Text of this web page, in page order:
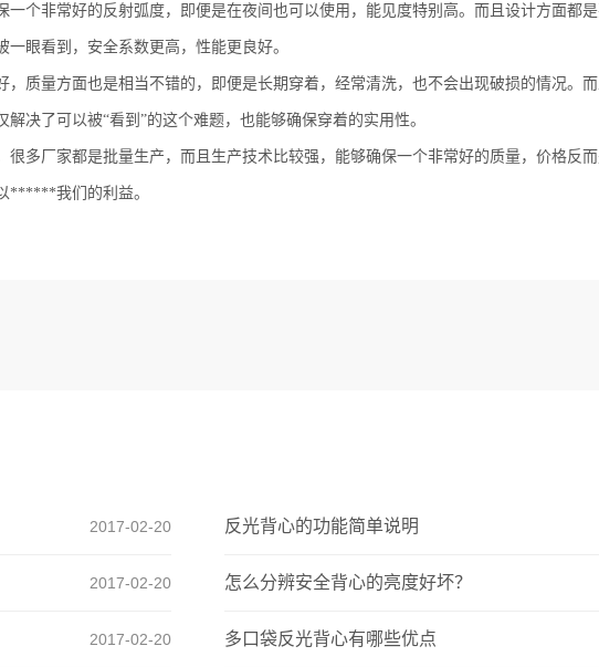
非常好的反射弧度，即便是在夜间也可以使用，能见度特别高。而且设计方面都
眼看到，安全系数更高，性能更良好。
量方面也是相当不错的，即便是长期穿着，经常清洗，也不会出现破损的情况。
解决了可以被“看到”的这个难题，也能够确保穿着的实用性。
厂家都是批量生产，而且生产技术比较强，能够确保一个非常好的质量，价格反
******我们的利益。
2017-02-20 反光背心的功能简单说明
2017-02-20 怎么分辨安全背心的亮度好坏？
2017-02-20 多口袋反光背心有哪些优点